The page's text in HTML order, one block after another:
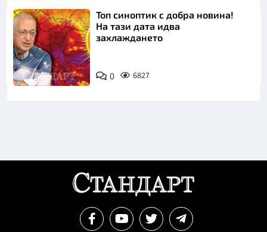
Топ синоптик с добра новина!
На тази дата идва
захлаждането
0 6827